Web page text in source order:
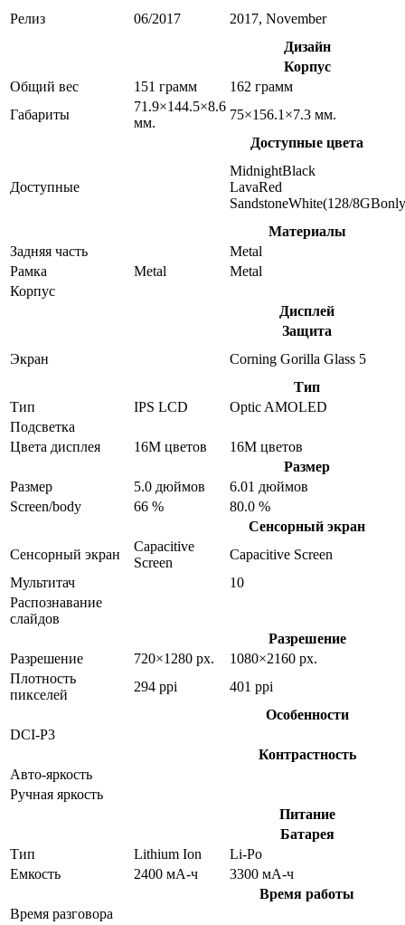
Релиз 06/2017
2017, November
Дизайн
Корпус
Общий вес
151 грамм
162 грамм
Габариты
71.9×144.5×8.6
мм.
75×156.1×7.3 мм.
Доступные цвета
Доступные
MidnightBlack
LavaRed
SandstoneWhite(128/
Материалы
Задняя часть
Metal
Рамка
Metal
Metal
Корпус
Дисплей
Защита
Экран
Corning Gorilla Glass 5
Тип
Тип
IPS LCD
Optic AMOLED
Подсветка
Цвета дисплея
16M цветов
16M цветов
Размер
Размер
5.0 дюймов
6.01 дюймов
Screen/body
66 %
80.0 %
Сенсорный экран
Сенсорный экран
Capacitive
Screen
Capacitive Screen
Мультитач
10
Распознавание
слайдов
Разрешение
Разрешение
720×1280 px.
1080×2160 px.
Плотность
пикселей
294 ppi
401 ppi
Особенности
DCI-P3
Контрастность
Авто-яркость
Ручная яркость
Питание
Батарея
Тип
Lithium Ion
Li-Po
Емкость
2400 мА-ч
3300 мА-ч
Время работы
Время разговора